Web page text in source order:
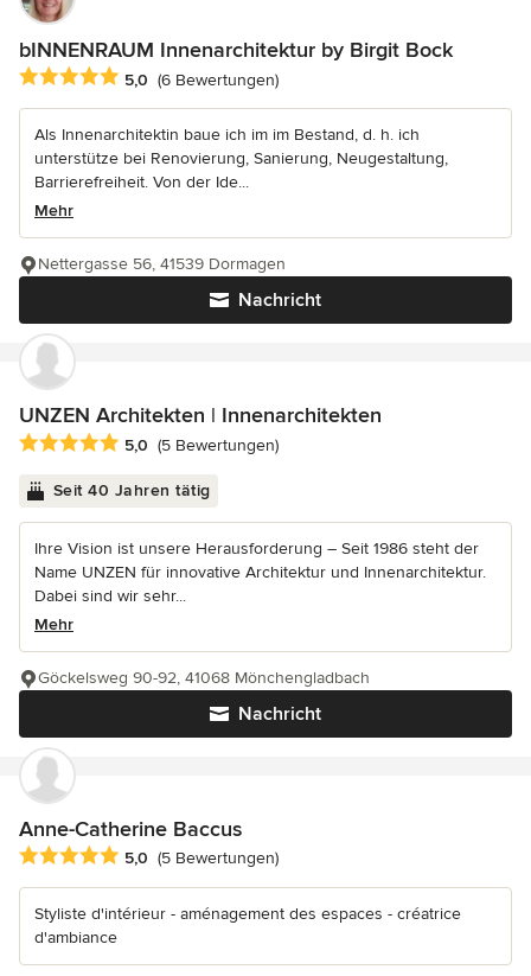
bINNENRAUM Innenarchitektur by Birgit Bock
Durchschnittliche Bewertung: 5 von 5 Sternen
5,0 (6 Bewertungen)
Als Innenarchitektin baue ich im im Bestand, d. h. ich
unterstütze bei Renovierung, Sanierung, Neugestaltung,
Barrierefreiheit. Von der Ide...
Mehr
Nachricht
Nettergasse 56, 41539 Dormagen
UNZEN Architekten | Innenarchitekten
Durchschnittliche Bewertung: 5 von 5 Sternen
5,0 (5 Bewertungen)
Seit 40 Jahren tätig
Ihre Vision ist unsere Herausforderung – Seit 1986 steht der
Name UNZEN für innovative Architektur und Innenarchitektur.
Dabei sind wir sehr...
Mehr
Nachricht
Göckelsweg 90-92, 41068 Mönchengladbach
Anne-Catherine Baccus
Durchschnittliche Bewertung: 5 von 5 Sternen
5,0 (5 Bewertungen)
Styliste d'intérieur - aménagement des espaces - créatrice
d'ambiance